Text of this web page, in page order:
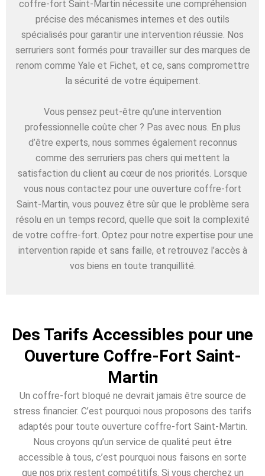
coffre-fort Saint-Martin nécessite une compréhension
précise des mécanismes internes et des outils
spécialisés pour garantir une intervention réussie. Nos
serruriers sont formés pour travailler sur des marques de
renom comme Yale et Fichet, et ce, sans compromettre
la sécurité de votre équipement.
Vous pensez peut-être qu’une intervention
professionnelle coûte cher ? Pas avec nous. En plus
d’être experts, nous sommes également reconnus
comme des serruriers pas chers qui mettent la
satisfaction du client au cœur de nos priorités. Lorsque
vous nous contactez pour une ouverture coffre-fort
Saint-Martin, vous pouvez être sûr que le problème sera
résolu en un temps record, quelle que soit la complexité
de votre coffre-fort. Optez pour notre expertise pour une
intervention rapide et sans faille, et retrouvez l’accès à
vos biens en toute tranquillité.
Des Tarifs Accessibles pour une
Ouverture Coffre-Fort Saint-
Martin
Un coffre-fort bloqué ne devrait jamais être source de
stress financier. C’est pourquoi nous proposons des tarifs
adaptés pour toute ouverture coffre-fort Saint-Martin.
Nous croyons qu’un service de qualité peut être
accessible à tous, c’est pourquoi nous faisons en sorte
que nos prix restent compétitifs. Si vous cherchez un